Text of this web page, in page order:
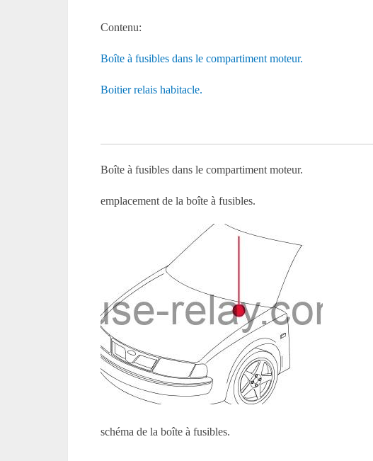
Contenu:
Boîte à fusibles dans le compartiment moteur.
Boitier relais habitacle.
Boîte à fusibles dans le compartiment moteur.
emplacement de la boîte à fusibles.
schéma de la boîte à fusibles.